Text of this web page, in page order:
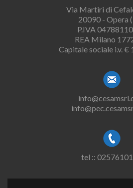
Via Martiri di
20090 - Opera
P.IVA
REA Milano
Capitale sociale i.v. €
tel ::